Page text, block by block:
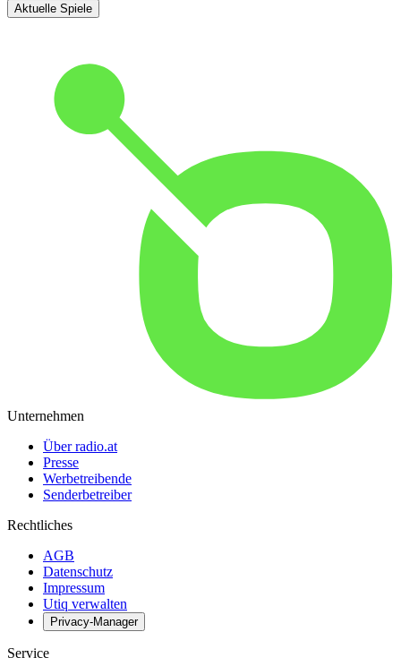
Aktuelle Spiele
Unternehmen
Über radio.at
Presse
Werbetreibende
Senderbetreiber
Rechtliches
AGB
Datenschutz
Impressum
Utiq verwalten
Privacy-Manager
Service